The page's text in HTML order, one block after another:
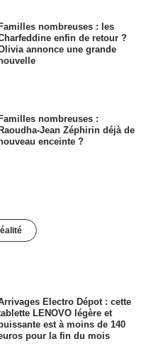
nombreuses : les
enfin de retour ?
annonce une grande
Familles nombreuses :
Raoudha-Jean Zéphirin déjà de
enceinte ?
Electro Dépot : cette
LENOVO légère et
est à moins de 140
pour la fin du mois